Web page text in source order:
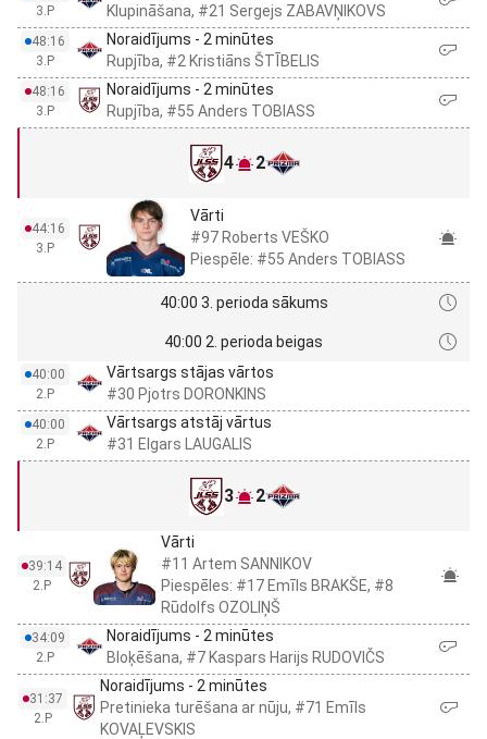
3.P
Klupināšana, #21 Sergejs ZABAVŅIKOVS
48:16
3.P
Noraidījums - 2 minūtes
Rupjība, #2 Kristiāns ŠTĪBELIS
48:16
3.P
Noraidījums - 2 minūtes
Rupjība, #55 Anders TOBIASS
4 2
44:16
3.P
Vārti
#97 Roberts VEŠKO
Piespēle: #55 Anders TOBIASS
40:00 3. perioda sākums
40:00 2. perioda beigas
40:00
2.P
Vārtsargs stājas vārtos
#30 Pjotrs DORONKINS
40:00
2.P
Vārtsargs atstāj vārtus
#31 Elgars LAUGALIS
3 2
39:14
2.P
Vārti
#11 Artem SANNIKOV
Piespēles: #17 Emīls BRAKŠE, #8
Rūdolfs OZOLIŅŠ
34:09
2.P
Noraidījums - 2 minūtes
Bloķēšana, #7 Kaspars Harijs RUDOVIČS
31:37
2.P
Noraidījums - 2 minūtes
Pretinieka turēšana ar nūju, #71 Emīls
KOVAĻEVSKIS